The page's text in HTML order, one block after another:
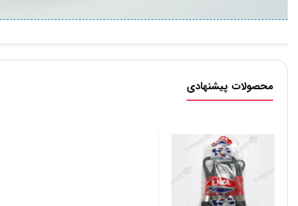
محصولات پیشنهادی